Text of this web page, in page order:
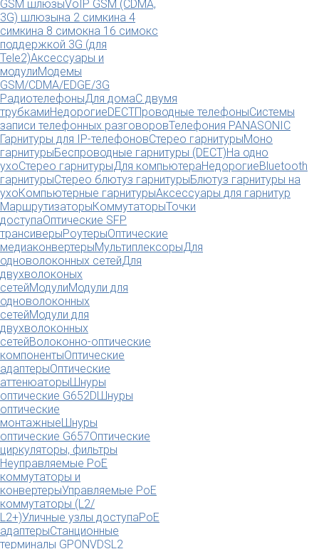
GSM шлюзыVoIP GSM (CDMA,
3G) шлюзына 2 симкина 4
симкина 8 симокна 16 симокс
поддержкой 3G (для
Tele2)Аксессуары и
модулиМодемы
GSM/CDMA/EDGE/3G
РадиотелефоныДля домаС двумя
трубкамиНедорогиеDECTПроводные телефоныСистемы
записи телефонных разговоровТелефония PANASONIC
Гарнитуры для IP-телефоновСтерео гарнитурыМоно
гарнитурыБеспроводные гарнитуры (DECT)На одно
ухоСтерео гарнитурыДля компьютераНедорогиеBluetooth
гарнитурыСтерео блютуз гарнитурыБлютуз гарнитуры на
ухоКомпьютерные гарнитурыАксессуары для гарнитур
МаршрутизаторыКоммутаторыТочки
доступаОптические SFP
трансиверыРоутерыОптические
медиаконвертерыМультиплексорыДля
одноволоконных сетейДля
двухволоконых
сетейМодулиМодули для
одноволоконных
сетейМодули для
двухволоконных
сетейВолоконно-оптические
компонентыОптические
адаптерыОптические
аттенюаторыШнуры
оптические G652DШнуры
оптические
монтажныеШнуры
оптические G657Оптические
циркуляторы, фильтры
Неуправляемые PoE
коммутаторы и
конвертерыУправляемые PoE
коммутаторы (L2/
L2+)Уличные узлы доступаPoE
адаптерыСтанционные
терминалы GPONVDSL2